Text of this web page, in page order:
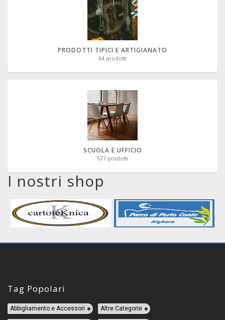
PRODOTTI TIPICI E ARTIGIANATO
64 prodotti
SCUOLA E UFFICIO
577 prodotti
I nostri shop
Tag Popolari
Abbigliamento e Accessori Altre Categorie